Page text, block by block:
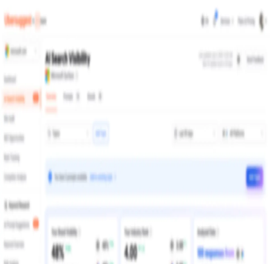
Doorgaan met Google
of met je e-mailadres
E-mailadres
Wachtwoord
Onthoud mij
Wachtwoord vergeten
Heb je geen account? Registreer je hier